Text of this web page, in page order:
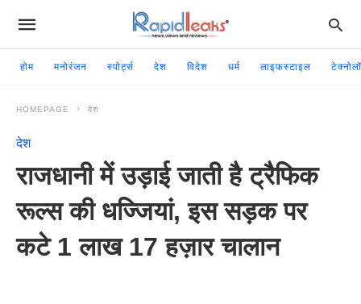
होम मनोरंजन स्पोर्ट्स देश विदेश धर्म लाइफस्टाइल
HOMEPAGE देश
देश
राजधानी में उड़ाई जाती है ट्रैफिक
रूल्स की धज्जियां, इस सड़क पर
कटे 1 लाख 17 हज़ार चालान